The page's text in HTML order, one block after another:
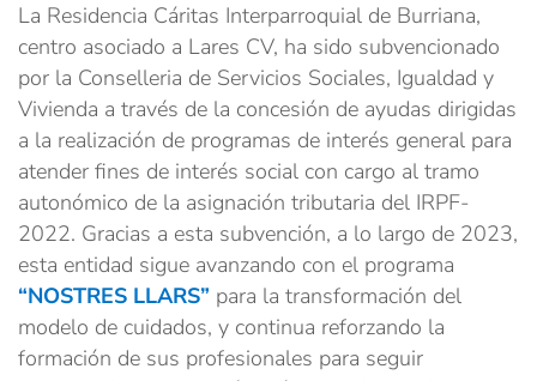
La Residencia Cáritas Interparroquial de Burriana,
centro asociado a Lares CV, ha sido subvencionado
por la Conselleria de Servicios Sociales, Igualdad y
Vivienda a través de la concesión de ayudas dirigidas
a la realización de programas de interés general para
atender fines de interés social con cargo al tramo
autonómico de la asignación tributaria del IRPF-
2022. Gracias a esta subvención, a lo largo de 2023,
esta entidad sigue avanzando con el programa
“NOSTRES LLARS” para la transformación del
modelo de cuidados, y continua reforzando la
formación de sus profesionales para seguir